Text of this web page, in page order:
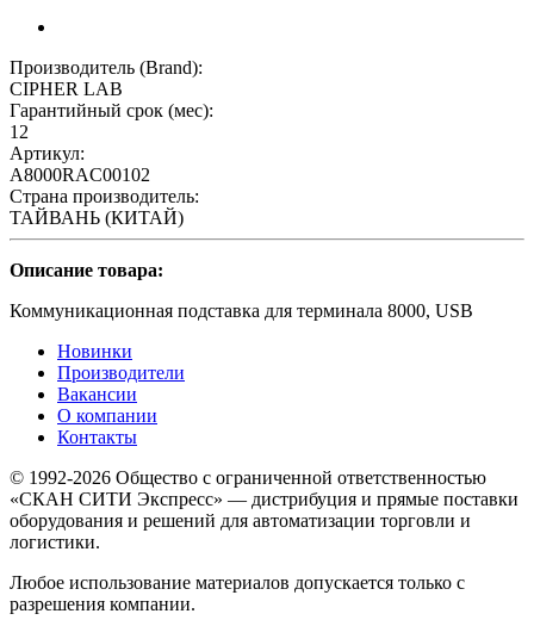
Производитель (Brand):
CIPHER LAB
Гарантийный срок (мес):
12
Артикул:
A8000RAC00102
Страна производитель:
ТАЙВАНЬ (КИТАЙ)
Описание товара:
Коммуникационная подставка для терминала 8000, USB
Новинки
Производители
Вакансии
О компании
Контакты
© 1992-2026 Общество с ограниченной ответственностью
«СКАН СИТИ Экспресс» — дистрибуция и прямые поставки
оборудования и решений для автоматизации торговли и
логистики.
Любое использование материалов допускается только с
разрешения компании.